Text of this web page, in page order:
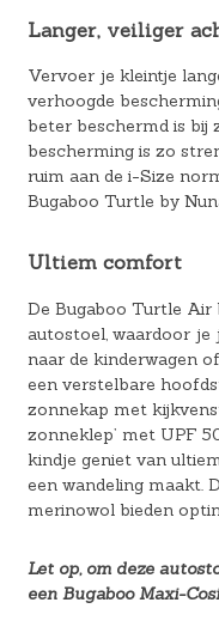
Langer, veiliger
Vervoer je kleintje
verhoogde
beter beschermd is bij
bescherming is zo
ruim aan de i-Size
Bugaboo Turtle by
Ultiem comfort
De Bugaboo Turtle Air
autostoel, waardoor je
naar de kinderwagen
een verstelbare
zonnekap met
zonneklep’ met UPF
kindje geniet van
een wandeling maakt.
merinowol bieden
Let op, om deze
een Bugaboo Maxi-